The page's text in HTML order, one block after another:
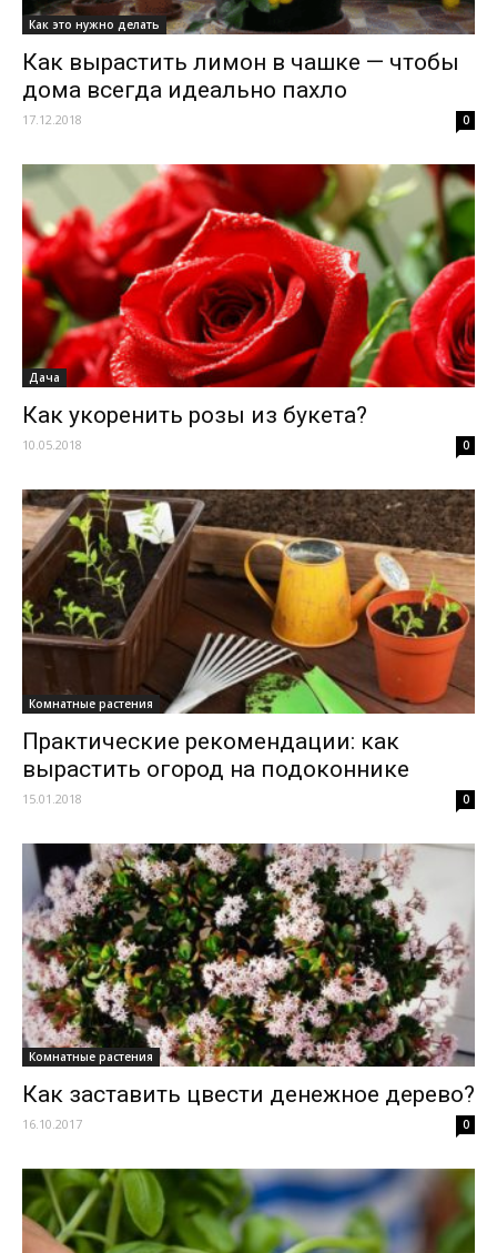
Как это нужно делать
Как вырастить лимон в чашке — чтобы
дома всегда идеально пахло
17.12.2018 0
Дача
Как укоренить розы из букета?
10.05.2018 0
Комнатные растения
Практические рекомендации: как
вырастить огород на подоконнике
15.01.2018 0
Комнатные растения
Как заставить цвести денежное дерево?
16.10.2017 0